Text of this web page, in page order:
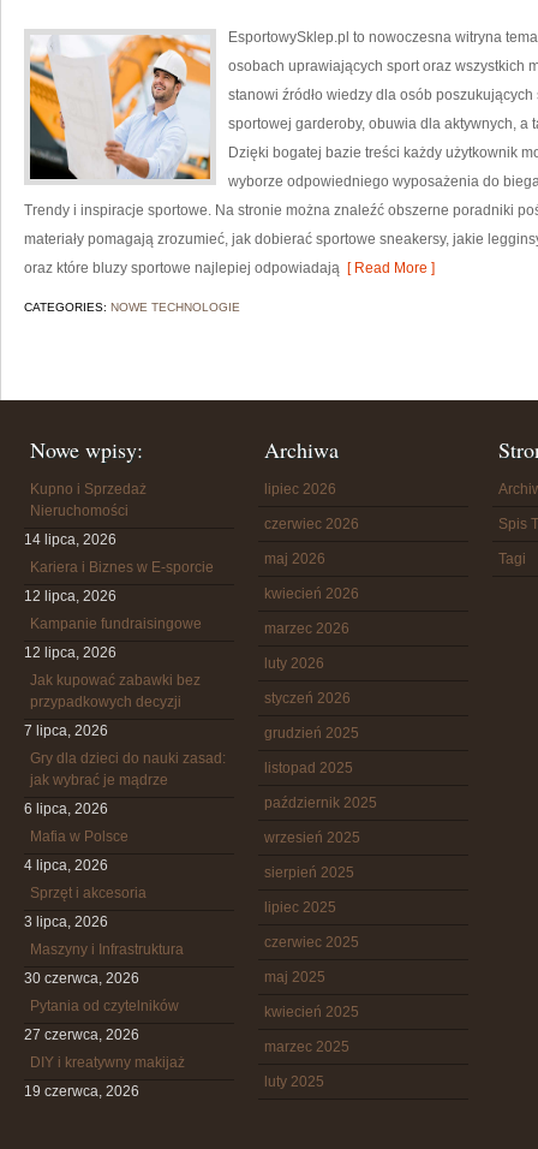
EsportowySklep.pl to nowoczesna witryna
osobach uprawiających sport oraz wszystkich
stanowi źródło wiedzy dla osób
sportowej garderoby, obuwia dla aktywnych,
Dzięki bogatej bazie treści każdy użytkownik
wyborze odpowiedniego wyposażenia do
Trendy i inspiracje sportowe. Na stronie można znaleźć obszerne poradniki
materiały pomagają zrozumieć, jak dobierać sportowe sneakersy, jakie
oraz które bluzy sportowe najlepiej odpowiadają [ Read More ]
CATEGORIES: NOWE TECHNOLOGIE
Nowe wpisy:
Kupno i Sprzedaż
Nieruchomości
14 lipca, 2026
Kariera i Biznes w E-sporcie
12 lipca, 2026
Kampanie fundraisingowe
12 lipca, 2026
Jak kupować zabawki bez
przypadkowych decyzji
7 lipca, 2026
Gry dla dzieci do nauki zasad:
jak wybrać je mądrze
6 lipca, 2026
Mafia w Polsce
4 lipca, 2026
Sprzęt i akcesoria
3 lipca, 2026
Maszyny i Infrastruktura
30 czerwca, 2026
Pytania od czytelników
27 czerwca, 2026
DIY i kreatywny makijaż
19 czerwca, 2026
Archiwa
lipiec 2026
czerwiec 2026
maj 2026
kwiecień 2026
marzec 2026
luty 2026
styczeń 2026
grudzień 2025
listopad 2025
październik 2025
wrzesień 2025
sierpień 2025
lipiec 2025
czerwiec 2025
maj 2025
kwiecień 2025
marzec 2025
luty 2025
Spis
Tagi